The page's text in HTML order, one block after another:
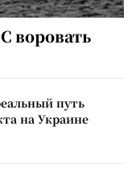
воровать
путь
на Украине